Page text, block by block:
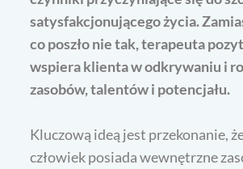
satysfakcjonującego życia.
co poszło nie tak, terapeuta
wspiera klienta w odkrywaniu i
zasobów, talentów i potencjału.
Kluczową ideą jest przekonanie,
człowiek posiada wewnętrzne